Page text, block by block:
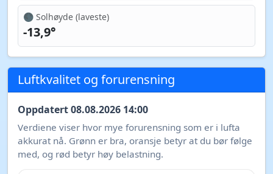
🌑 Solhøyde (laveste)
-13,9°
Luftkvalitet og forurensning
Oppdatert 08.08.2026 14:00
Verdiene viser hvor mye forurensning som er i lufta
akkurat nå. Grønn er bra, oransje betyr at du bør følge
med, og rød betyr høy belastning.